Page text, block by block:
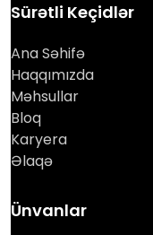
Sürətli Keçidlər
Ana Səhifə
Haqqımızda
Məhsullar
Bloq
Karyera
Əlaqə
Ünvanlar